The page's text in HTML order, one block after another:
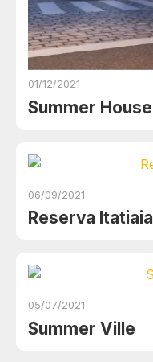
01/12/2021
Summer House
06/09/2021
Reserva Itatiaia
05/07/2021
Summer Ville